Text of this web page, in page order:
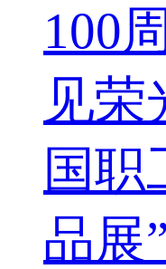
100
见
国职
品展